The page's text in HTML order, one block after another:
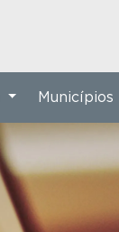
Municípios